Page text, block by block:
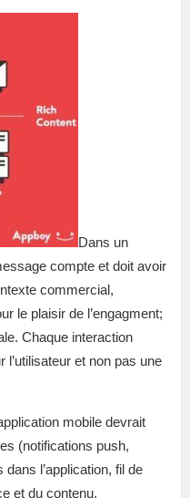
Dans un
compte et doit avoir
commercial,
le plaisir de l’engagment;
Chaque interaction
l’utilisateur et non pas une
mobile devrait
(notifications push,
l’application, fil de
et du contenu.